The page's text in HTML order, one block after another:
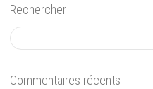
Rechercher
Commentaires récents